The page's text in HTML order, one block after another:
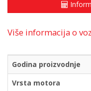
Više informacija o
Godina proizvodnje
Vrsta motora